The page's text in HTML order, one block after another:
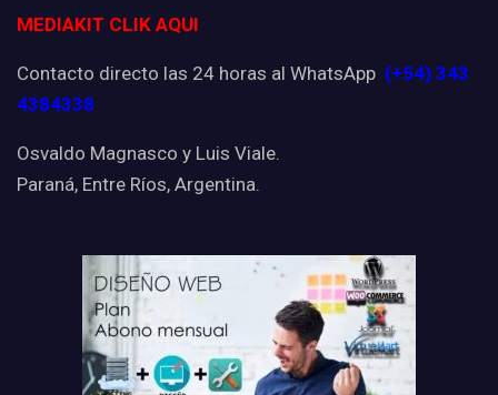
MEDIAKIT CLIK AQUI
Contacto directo las 24 horas al WhatsApp (+54) 343
4384338
Osvaldo Magnasco y Luis Viale.
Paraná, Entre Ríos, Argentina.